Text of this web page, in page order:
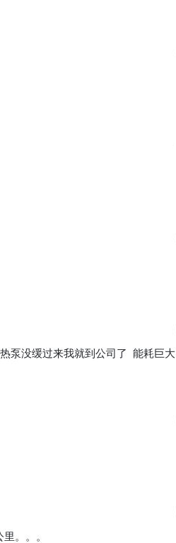
泵没缓过来我就到公司了  能耗巨大
。。。